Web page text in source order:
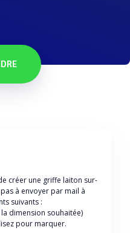
créer une griffe laiton sur-
à envoyer par mail à
suivants :
dimension souhaitée)
pour marquer.